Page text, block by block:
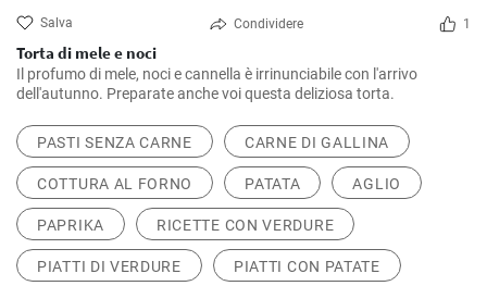
Salva Condividere 1
Torta di mele e noci
Il profumo di mele, noci e cannella è irrinunciabile con l'arrivo
dell'autunno. Preparate anche voi questa deliziosa torta.
PASTI SENZA CARNE CARNE DI GALLINA
COTTURA AL FORNO PATATA AGLIO
PAPRIKA RICETTE CON VERDURE
PIATTI DI VERDURE PIATTI CON PATATE